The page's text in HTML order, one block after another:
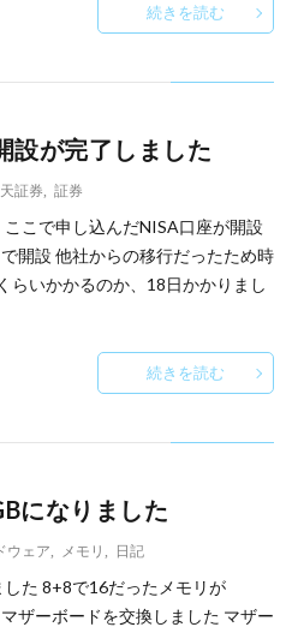
続きを読む
設が完了しました
証券 証券
こで申し込んだNISA口座が開設
開設 他社からの移行だったため時
らいかかるのか、18日かかりまし
続きを読む
になりました
ウェア メモリ 日記
た 8+8で16だったメモリが
ザーボードを交換しました マザー